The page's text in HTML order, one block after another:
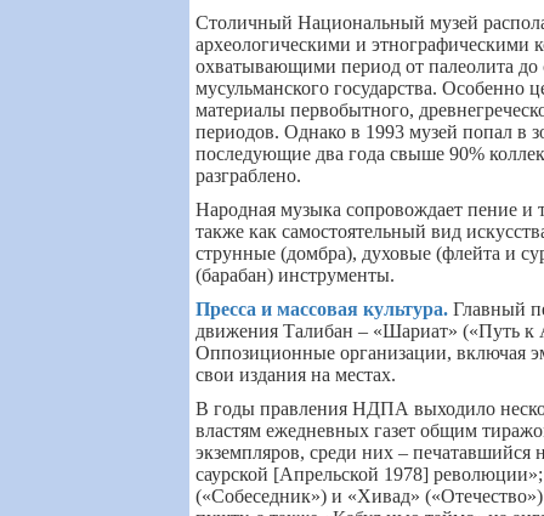
Столичный Национальный музей
археологическими и этнографическими
охватывающими период от палеолита до
мусульманского государства. Особенно
материалы первобытного,
периодов. Однако в 1993 музей попал в
последующие два года свыше 90%
разграблено.
Народная музыка сопровождает пение и
также как самостоятельный вид
струнные (домбра), духовые (флейта и
(барабан) инструменты.
Пресса и массовая культура. Главный
движения Талибан – «Шариат» («Путь к
Оппозиционные организации, включая
свои издания на местах.
В годы правления НДПА выходило
властям ежедневных газет общим
экземпляров, среди них – печатавшийся
саурской [Апрельской 1978]
(«Собеседник») и «Хивад»